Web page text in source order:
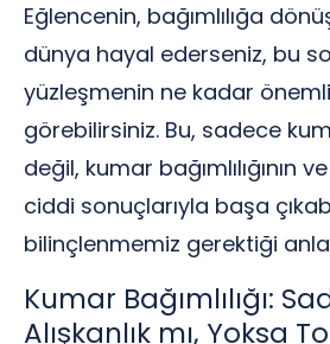
Eğlencenin, bağımlılığa
dünya hayal ederseniz, bu
yüzleşmenin ne kadar
görebilirsiniz. Bu, sadece
değil, kumar bağımlılığının
ciddi sonuçlarıyla başa
bilinçlenmemiz gerektiği
Kumar Bağımlılığı:
Alışkanlık mı, Yoksa